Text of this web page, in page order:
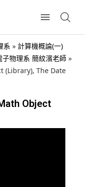
系 » 計算機概論(一)
物理系 簡紋濱老師 »
(Library), The Date
Object